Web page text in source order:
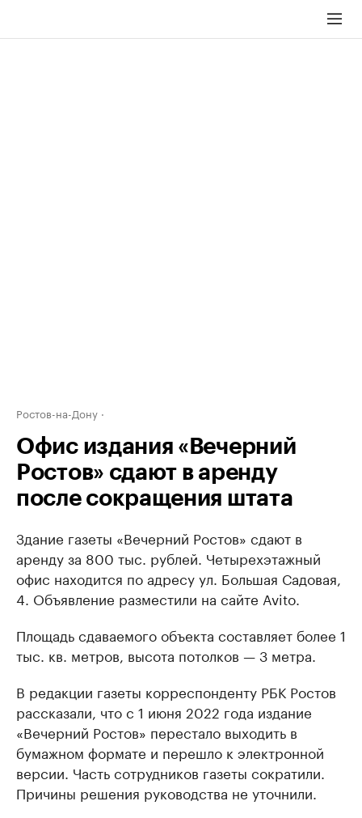
Ростов-на-Дону
Офис издания «Вечерний
Ростов» сдают в аренду
после сокращения штата
Здание газеты «Вечерний Ростов» сдают в
аренду за 800 тыс. рублей. Четырехэтажный
офис находится по адресу ул. Большая Садовая,
4. Объявление разместили на сайте Avito.
Площадь сдаваемого объекта составляет более 1
тыс. кв. метров, высота потолков — 3 метра.
В редакции газеты корреспонденту РБК Ростов
рассказали, что с 1 июня 2022 года издание
«Вечерний Ростов» перестало выходить в
бумажном формате и перешло к электронной
версии. Часть сотрудников газеты сократили.
Причины решения руководства не уточнили.